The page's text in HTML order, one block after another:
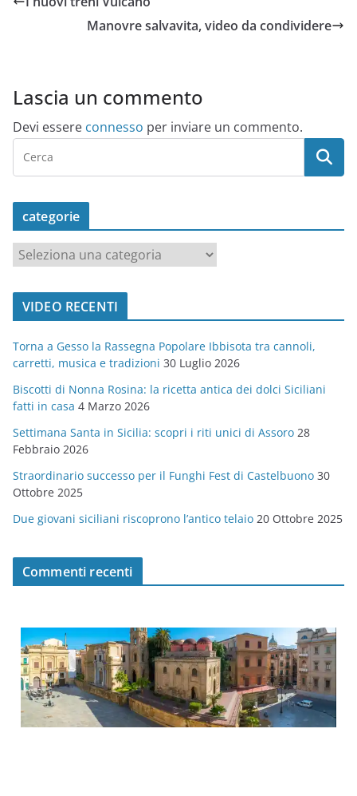
Manovre salvavita, video da condividere
Lascia un commento
Devi essere connesso per inviare un commento.
categorie
a
t
o
r
i
e
VIDEO RECENTI
Torna a Gesso la Rassegna Popolare Ibbisota tra cannoli,
carretti, musica e tradizioni 30 Luglio 2026
Biscotti di Nonna Rosina: la ricetta antica dei dolci Siciliani
fatti in casa 4 Marzo 2026
Settimana Santa in Sicilia: scopri i riti unici di Assoro 28
Febbraio 2026
Straordinario successo per il Funghi Fest di Castelbuono 30
Ottobre 2025
Due giovani siciliani riscoprono l’antico telaio 20 Ottobre 2025
Commenti recenti